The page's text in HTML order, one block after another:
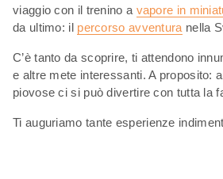
viaggio con il trenino a vapore in
da ultimo: il percorso avventura nella
C’è tanto da scoprire, ti attendono
e altre mete interessanti. A proposito:
piovose ci si può divertire con tutta la
Ti auguriamo tante esperienze